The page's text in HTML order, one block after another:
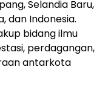
Selandia Baru,
dan Indonesia.
bidang ilmu
perdagangan,
antarkota